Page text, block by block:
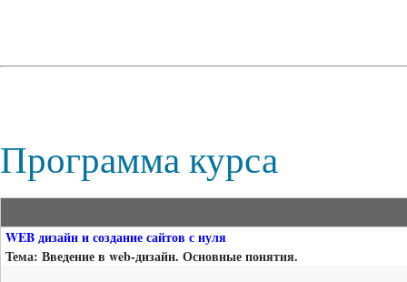
Программа курса
WEB дизайн и создание сайтов с нуля
Тема: Введение в web-дизайн. Основные понятия.